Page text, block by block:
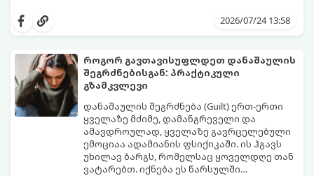
მოაცილოს და მოუთმენლად ელოდოს
წესი:
2026/07/24 13:58
როგორ გავთავისუფლდეთ დანაშაულის
შეგრძნებისგან: პრაქტიკული
გზამკვლევი
დანაშაულის შეგრძნება (Guilt) ერთ-ერთი
ყველაზე მძიმე, დამანგრეველი და
ამავდროულად, ყველაზე გავრცელებული
ემოციაა ადამიანის ფსიქიკაში. ის ჰგავს
უხილავ ბარგს, რომელსაც ყოველდღე თან
ვატარებთ. იქნება ეს წარსულში